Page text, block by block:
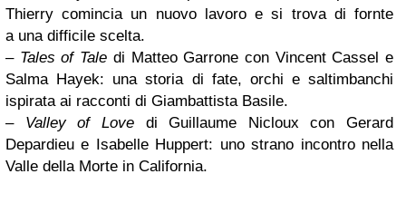
Thierry comincia un nuovo lavoro e si trova di fornte
a una difficile scelta.
– Tales of Tale di Matteo Garrone con Vincent Cassel e
Salma Hayek: una storia di fate, orchi e saltimbanchi
ispirata ai racconti di Giambattista Basile.
– Valley of Lovedi Guillaume Nicloux con Gerard
Depardieu e Isabelle Huppert: uno strano incontro nella
Valle della Morte in California.